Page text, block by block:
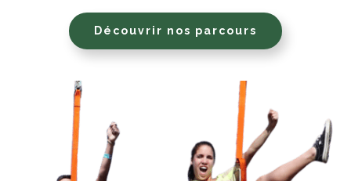
Découvrir nos parcours